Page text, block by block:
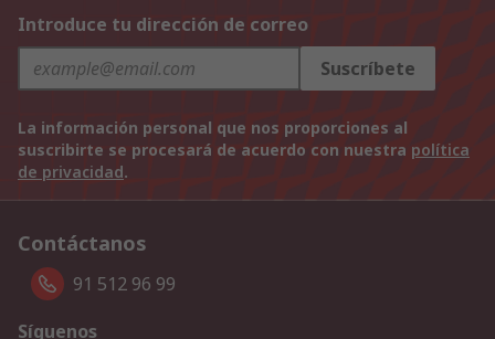
Introduce tu dirección de correo
Suscríbete
La información personal que nos proporciones al
suscribirte se procesará de acuerdo con nuestra política
de privacidad.
Contáctanos
91 512 96 99
Síguenos